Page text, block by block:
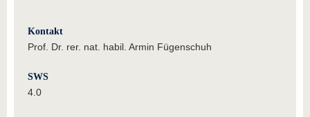
Kontakt
Prof. Dr. rer. nat. habil. Armin Fügenschuh
SWS
4.0